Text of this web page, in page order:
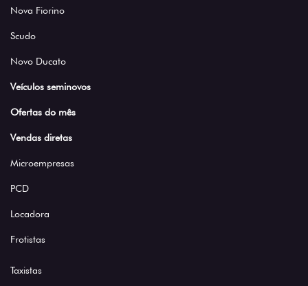
Nova Fiorino
Scudo
Novo Ducato
Veículos seminovos
Ofertas do mês
Vendas diretas
Microempresas
PCD
Locadora
Frotistas
Taxistas